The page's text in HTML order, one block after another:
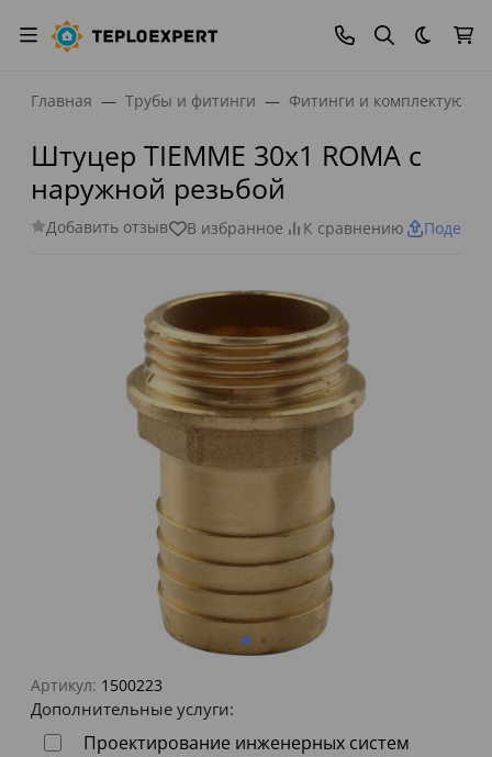
Темная
Главная Трубы и фитинги Фитинги и
Штуцер TIEMME 30x1 ROMA с
наружной резьбой
Добавить отзыв В избранное К сравнению
Артикул: 1500223
Дополнительные услуги:
Проектирование инженерных систем